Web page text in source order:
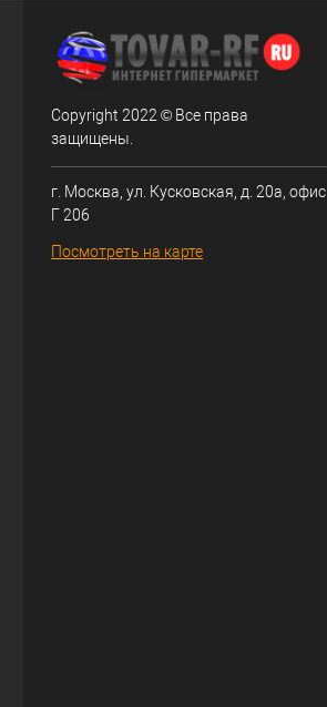
Copyright 2022 © Все права
защищены.
г. Москва, ул. Кусковская, д. 20а, офис
Г 206
Посмотреть на карте